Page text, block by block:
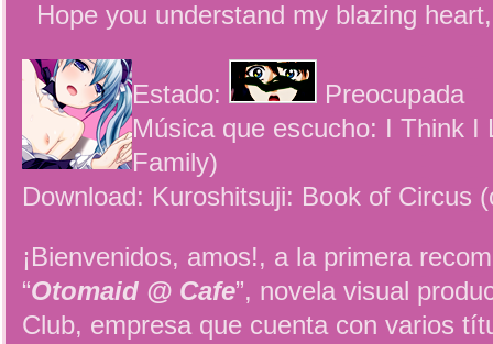
Hope you understand my blazing
Estado:
Preocupada
Música que escucho: I Think I
Family)
Download: Kuroshitsuji: Book of Circus
¡Bienvenidos, amos!, a la primera
“Otomaid @ Cafe”, novela visual
Club, empresa que cuenta con varios